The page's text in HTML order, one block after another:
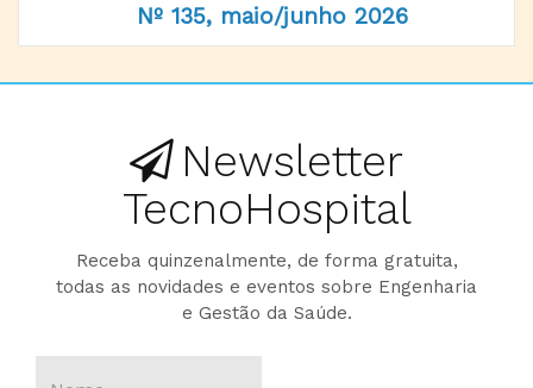
Nº 135, maio/junho 2026
Newsletter
TecnoHospital
Receba quinzenalmente, de forma gratuita,
todas as novidades e eventos sobre Engenharia
e Gestão da Saúde.